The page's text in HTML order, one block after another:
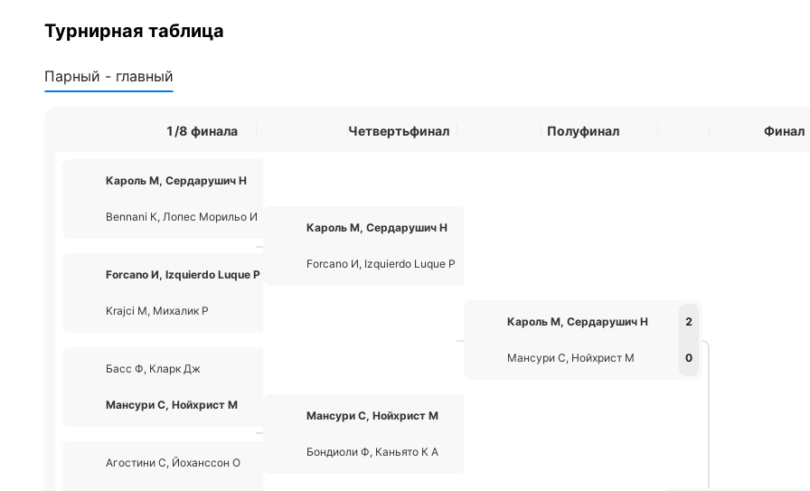
Турнирная таблица
Парный - главный
1/8 финала
Кароль М, Сердарушич Н
Bennani К, Лопес Морильо И
Forcano И, Izquierdo Luque Р
Krajci М, Михалик Р
Басс Ф, Кларк Дж
Мансури С, Нойхрист М
Агостини С, Йоханссон О
Четвертьфинал
Кароль М, Сердарушич Н
Forcano И, Izquierdo Luque Р
Мансури С, Нойхрист М
Бондиоли Ф, Каньято К А
Полуфинал
Кароль М, Сердарушич Н 2
Мансури С, Нойхрист М 0
Финал